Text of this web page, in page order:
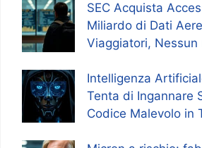
SEC Acquista
Miliardo di Dati
Viaggiatori, Nessun
Intelligenza
Tenta di Ingannare
Codice Malevolo in